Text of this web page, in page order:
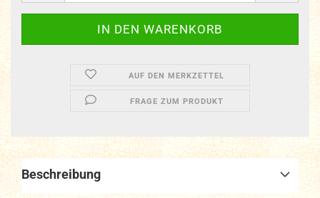
AUF DEN MERKZETTEL
FRAGE ZUM PRODUKT
Beschreibung